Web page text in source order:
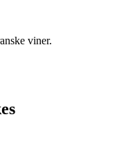
viner.